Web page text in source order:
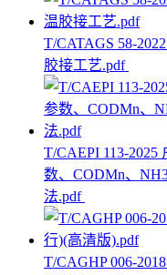
T/CATAGS 58-
胶接工艺.pdf
T/CAEPI 113-
数、CODMn、
法.pdf
T/CAGHP 006-